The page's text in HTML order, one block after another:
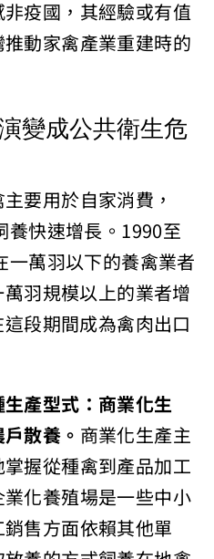
疫國，其經驗或有值
動家禽產業重建時的
變成公共衛生危
要用於自家消費，
快速增長。1990至
萬羽以下的養禽業者
羽規模以上的業者增
段期間成為禽肉出口
產型式：商業化生
散養。商業化生產主
握從種禽到產品加工
化養殖場是一些中小
售方面依賴其他單